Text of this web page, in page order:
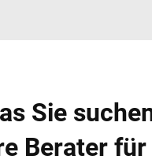
Sie
Berater